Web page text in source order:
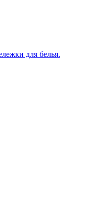
для белья.